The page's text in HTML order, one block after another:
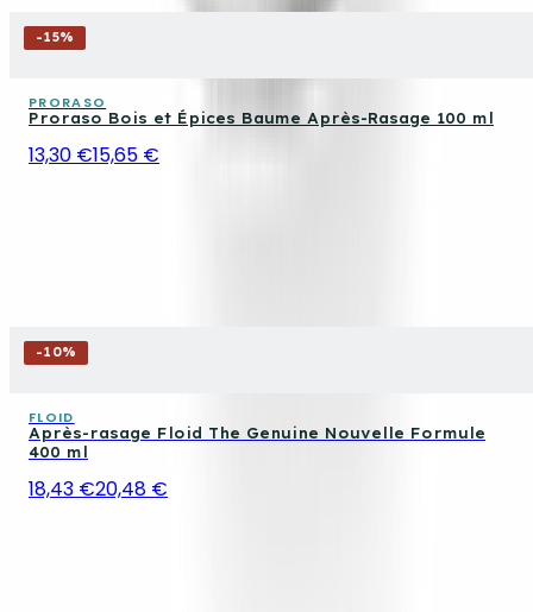
-15%
PRORASO
Proraso Bois et Épices Baume Après-Rasage 100 ml
13,30 €15,65 €
-10%
FLOID
Après-rasage Floid The Genuine Nouvelle Formule
400 ml
18,43 €20,48 €